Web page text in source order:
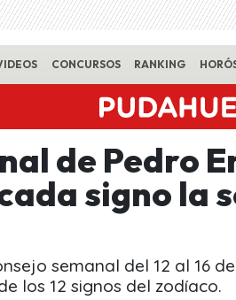
CONCURSOS RANKING
de Pedro
signo la
semanal del 12 al 16
los 12 signos del zodíaco.